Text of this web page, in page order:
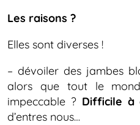
Les raisons ?
Elles sont diverses !
– dévoiler des jambes
alors que tout le
impeccable ? Difficile à
d’entres nous…